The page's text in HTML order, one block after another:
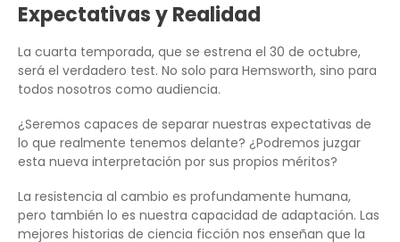
Expectativas y Realidad
La cuarta temporada, que se estrena el 30 de octubre,
será el verdadero test. No solo para Hemsworth, sino para
todos nosotros como audiencia.
¿Seremos capaces de separar nuestras expectativas de
lo que realmente tenemos delante? ¿Podremos juzgar
esta nueva interpretación por sus propios méritos?
La resistencia al cambio es profundamente humana,
pero también lo es nuestra capacidad de adaptación. Las
mejores historias de ciencia ficción nos enseñan que la